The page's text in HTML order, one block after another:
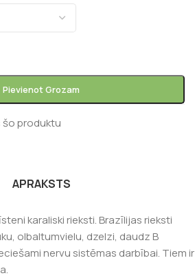
Pievienot Grozam
šo produktu
APRAKSTS
karaliski rieksti. Brazīlijas rieksti
olbaltumvielu, dzelzi, daudz B
nervu sistēmas darbībai. Tiem ir